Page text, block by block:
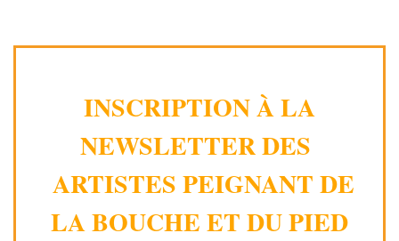
INSCRIPTION À LA
NEWSLETTER DES
ARTISTES PEIGNANT DE
LA BOUCHE ET DU PIED